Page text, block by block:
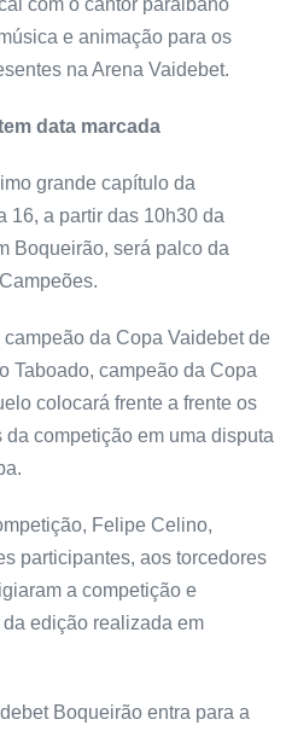
e animação para os
na Arena Vaidebet.
data marcada
grande capítulo da
16, a partir das 10h30 da
Boqueirão, será palco da
da Copa Vaidebet de
Taboado, campeão da Copa
colocará frente a frente os
competição em uma disputa
Felipe Celino,
participantes, aos torcedores
a competição e
edição realizada em
Boqueirão entra para a